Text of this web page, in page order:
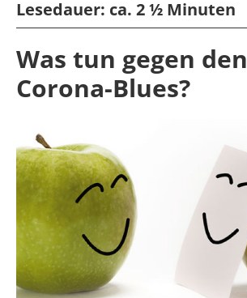
Lesedauer: ca. 2 ½ Minuten
Was tun gegen den
Corona-Blues?